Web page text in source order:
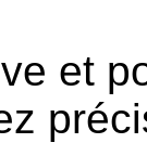
et